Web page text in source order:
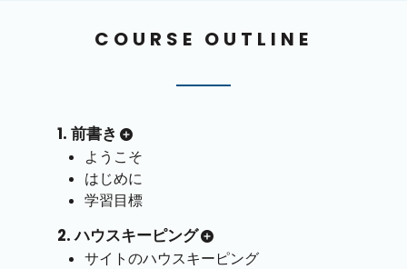
COURSE OUTLINE
1. 前書き
ようこそ
はじめに
学習目標
2. ハウスキーピング
サイトのハウスキーピング